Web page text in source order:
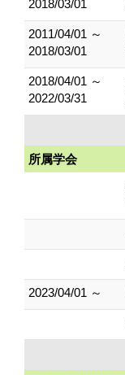
2018/03/01
2011/04/01 ～
2018/03/01
2018/04/01 ～
2022/03/31
所属学会
2023/04/01 ～